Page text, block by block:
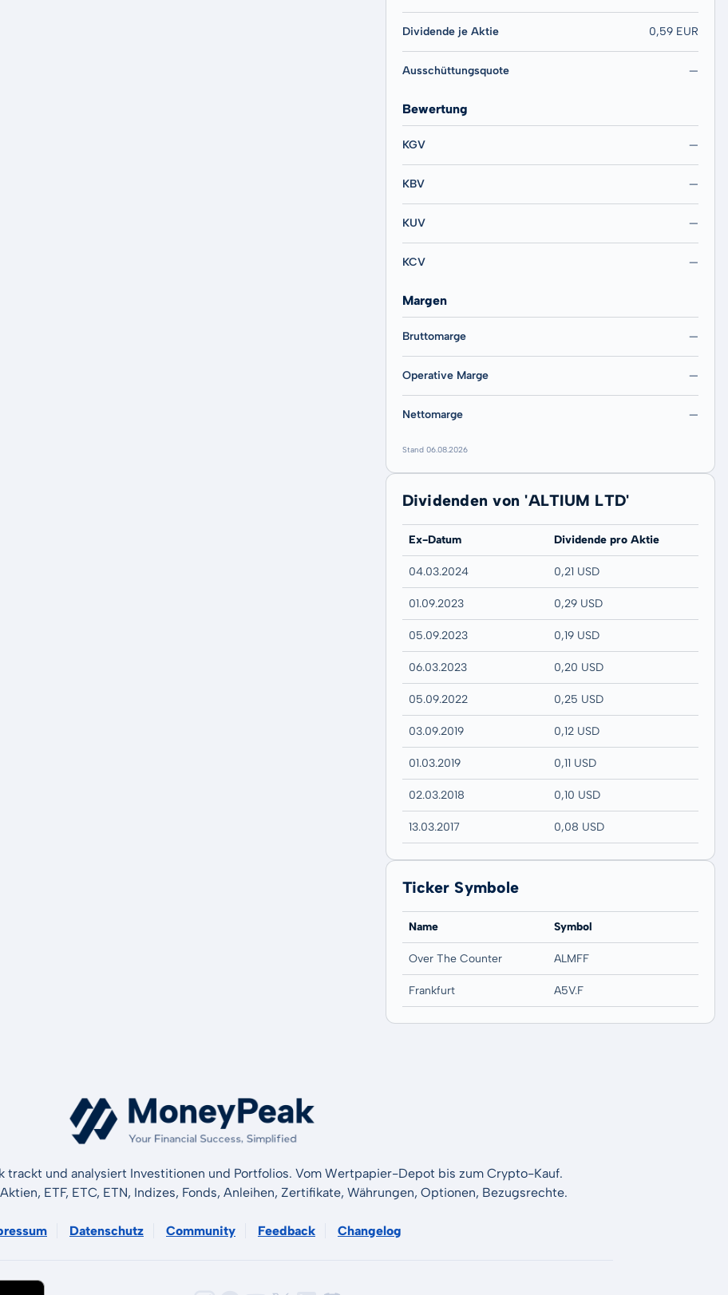
Dividende je Aktie 0,59 EUR
Ausschüttungsquote —
Bewertung
KGV —
KBV —
KUV —
KCV —
Margen
Bruttomarge —
Operative Marge —
Nettomarge —
Stand 06.08.2026
Dividenden von 'ALTIUM LTD'
Ex-Datum Dividende pro Aktie
04.03.2024 0,21 USD
01.09.2023 0,29 USD
05.09.2023 0,19 USD
06.03.2023 0,20 USD
05.09.2022 0,25 USD
03.09.2019 0,12 USD
01.03.2019 0,11 USD
02.03.2018 0,10 USD
13.03.2017 0,08 USD
Ticker Symbole
Name Symbol
Over The Counter ALMFF
Frankfurt A5V.F
trackt und analysiert Investitionen und Portfolios. Vom Wertpapier-Depot bis zum Crypto-Kauf.
ETF, ETC, ETN, Indizes, Fonds, Anleihen, Zertifikate, Währungen, Optionen, Bezugsrechte.
Datenschutz Community Feedback Changelog